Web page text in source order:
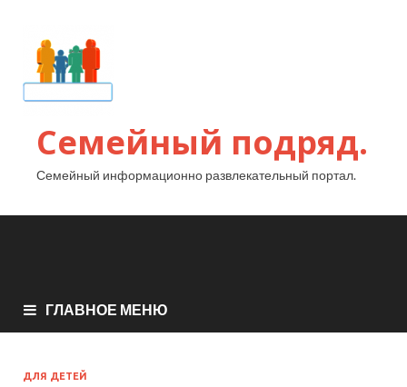
Семейный подряд.
Семейный информационно развлекательный портал.
ГЛАВНОЕ МЕНЮ
ДЛЯ ДЕТЕЙ